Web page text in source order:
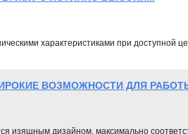
характеристиками при доступной
ВОЗМОЖНОСТИ ДЛЯ
изящным дизайном, максимально